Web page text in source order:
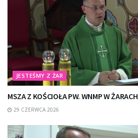
JESTEŚMY Z ŻAR
MSZA Z KOŚCIOŁA PW. WNMP W ŻARACH
29 CZERWCA 2026